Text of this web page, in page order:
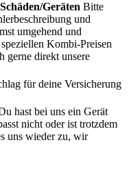
Geräten Bitte
und
umgehend und
Kombi-Preisen
gerne direkt unsere
für deine Versicherung
hast bei uns ein Gerät
nicht oder ist trotzdem
uns wieder zu, wir